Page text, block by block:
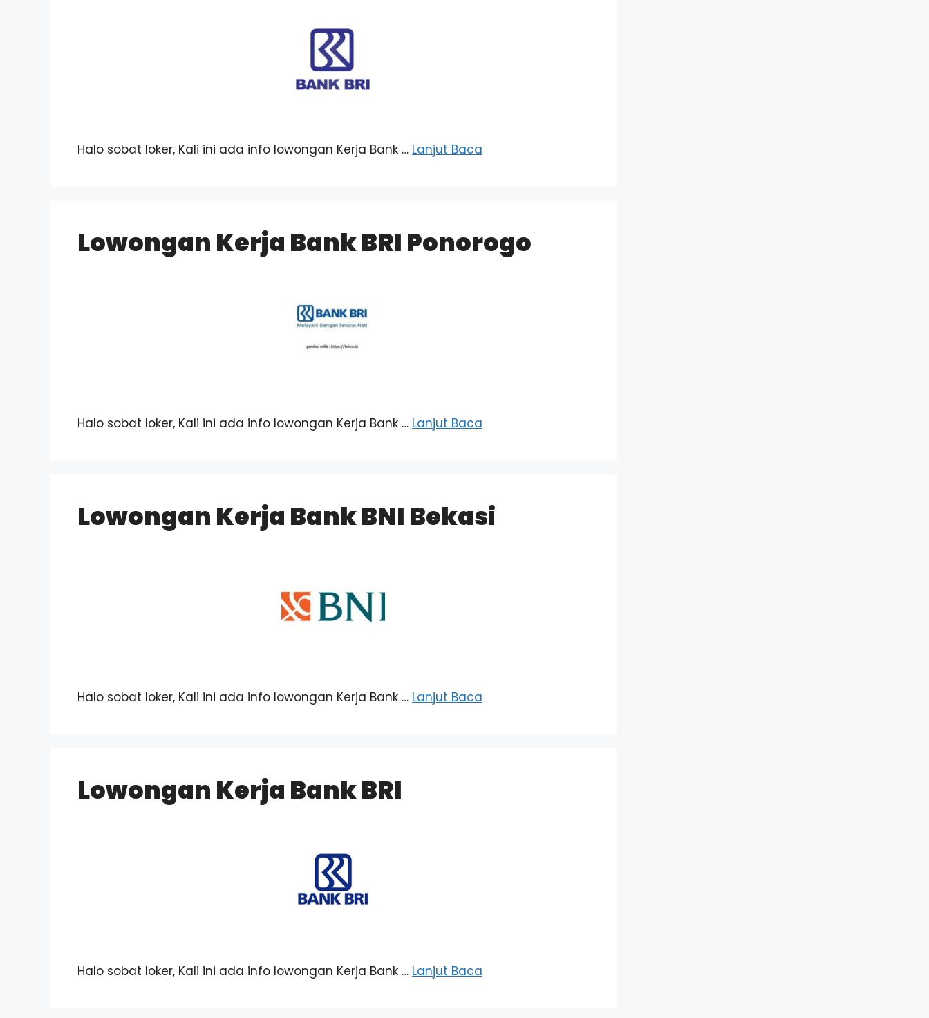
Halo sobat loker, Kali ini ada info lowongan Kerja Bank … Lanjut Baca
Lowongan Kerja Bank BRI Ponorogo
Halo sobat loker, Kali ini ada info lowongan Kerja Bank … Lanjut Baca
Lowongan Kerja Bank BNI Bekasi
Halo sobat loker, Kali ini ada info lowongan Kerja Bank … Lanjut Baca
Lowongan Kerja Bank BRI
Halo sobat loker, Kali ini ada info lowongan Kerja Bank … Lanjut Baca